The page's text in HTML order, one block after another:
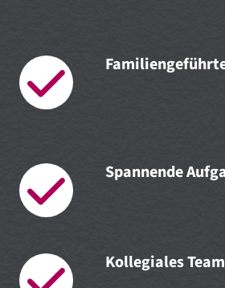
Spannende
Kollegiales